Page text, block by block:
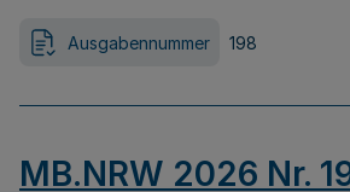
Ausgabennummer 198
MB.NRW 2026 Nr.